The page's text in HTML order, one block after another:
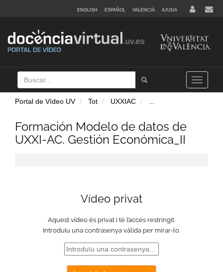
ENGLISH ESPAÑOL VALENCIÀ AJUDA
Buscar
Tramet
Toggle
navigation
Portal de Vídeo UV Tot UXXIAC
Formación Modelo de datos de
UXXI-AC. Gestión Económica_II